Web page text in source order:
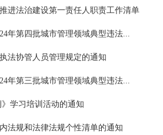
进法治建设第一责任人职责工作清单
年第四批城市管理领域典型违法...
法协管人员管理规定的通知
年第三批城市管理领域典型违法...
学习培训活动的通知
法规和法律法规个性清单的通知